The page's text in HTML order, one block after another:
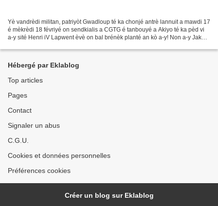
Yè vandrèdi militan, patriyòt Gwadloup té ka chonjé antrè lannuit a mawdi 17
é mèkrèdi 18 févriyé on sendkialis a CGTG é tanbouyé a Akiyo té ka pèd vi
a-y sité Henri iV Lapwent èvè on bal brénèk planté an kò a-y! Non a-y Jak
Hébergé par Eklablog
Top articles
Pages
Contact
Signaler un abus
C.G.U.
Cookies et données personnelles
Préférences cookies
Créer un blog sur Eklablog